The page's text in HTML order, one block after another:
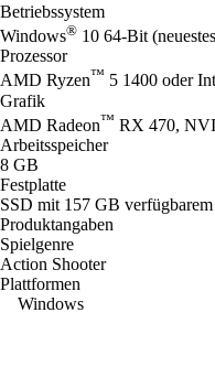
Betriebssystem
Windows® 10 64-Bit
Prozessor
AMD Ryzen™ 5 1400 oder
Grafik
AMD Radeon™ RX 470,
Arbeitsspeicher
8 GB
Festplatte
SSD mit 157 GB
Produktangaben
Spielgenre
Action Shooter
Plattformen
Windows